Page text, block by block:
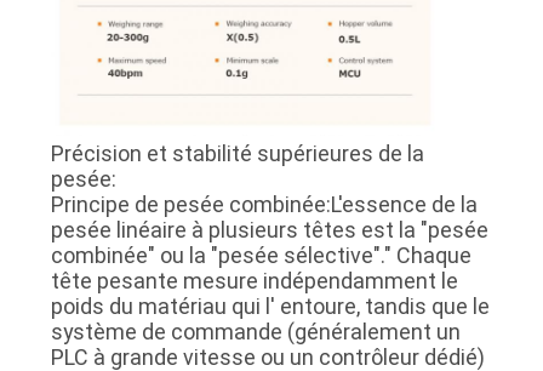
Précision et stabilité supérieures de la
pesée:
Principe de pesée combinée:L'essence de la
pesée linéaire à plusieurs têtes est la "pesée
combinée" ou la "pesée sélective"." Chaque
tête pesante mesure indépendamment le
poids du matériau qui l' entoure, tandis que le
système de commande (généralement un
PLC à grande vitesse ou un contrôleur dédié)